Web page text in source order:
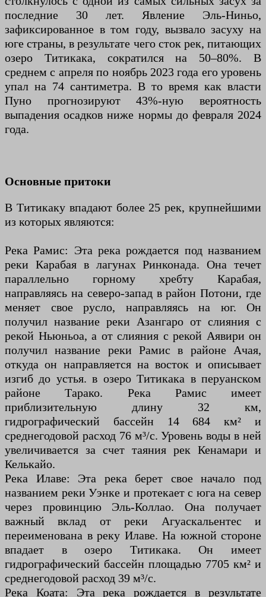
последние 30 лет. Явление Эль-Ниньо,
зафиксированное в том году, вызвало засуху на
юге страны, в результате чего сток рек, питающих
озеро Титикака, сократился на 50–80%. В
среднем с апреля по ноябрь 2023 года его уровень
упал на 74 сантиметра. В то время как власти
Пуно прогнозируют 43%-ную вероятность
выпадения осадков ниже нормы до февраля 2024
года.
Основные притоки
В Титикаку впадают более 25 рек, крупнейшими
из которых являются:
Река Рамис: Эта река рождается под названием
реки Карабая в лагунах Ринконада. Она течет
параллельно горному хребту Карабая,
направляясь на северо-запад в район Потони, где
меняет свое русло, направляясь на юг. Он
получил название реки Азангаро от слияния с
рекой Ньюньоа, а от слияния с рекой Аявири он
получил название реки Рамис в районе Ачая,
откуда он направляется на восток и описывает
изгиб до устья. в озеро Титикака в перуанском
районе Тарако. Река Рамис имеет
приблизительную длину 32 км,
гидрографический бассейн 14 684 км² и
среднегодовой расход 76 м³/с. Уровень воды в ней
увеличивается за счет таяния рек Кенамари и
Келькайо.
Река Илаве: Эта река берет свое начало под
названием реки Уэнке и протекает с юга на север
через провинцию Эль-Коллао. Она получает
важный вклад от реки Агуаскальентес и
переименована в реку Илаве. На южной стороне
впадает в озеро Титикака. Он имеет
гидрографический бассейн площадью 7705 км² и
среднегодовой расход 39 м³/с.
Река Коата: Эта река рождается в результате